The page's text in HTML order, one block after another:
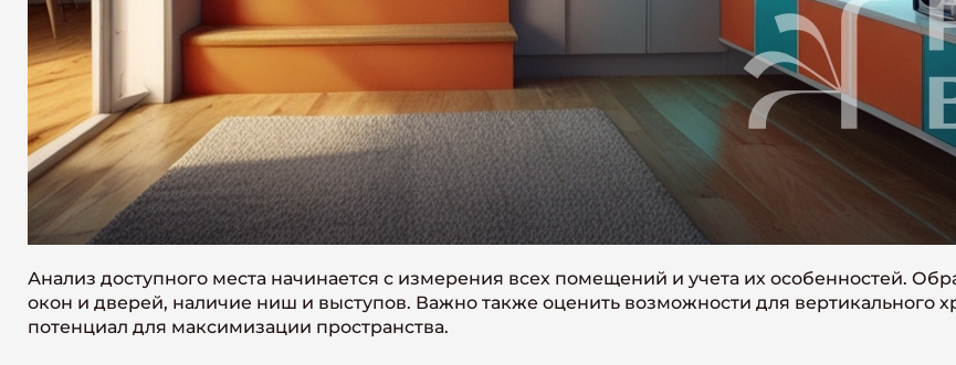
Анализ доступного места начинается с измерения всех помещений и учета их особенностей.
окон и дверей, наличие ниш и выступов. Важно также оценить возможности для вертикального
потенциал для максимизации пространства.